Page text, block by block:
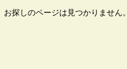
お探しのページは見つかりません。